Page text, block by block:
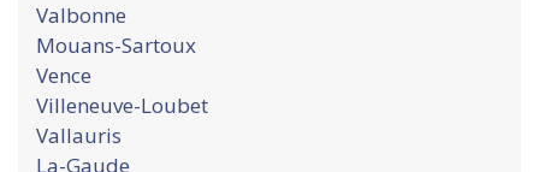
Valbonne
Mouans-Sartoux
Vence
Villeneuve-Loubet
Vallauris
La-Gaude